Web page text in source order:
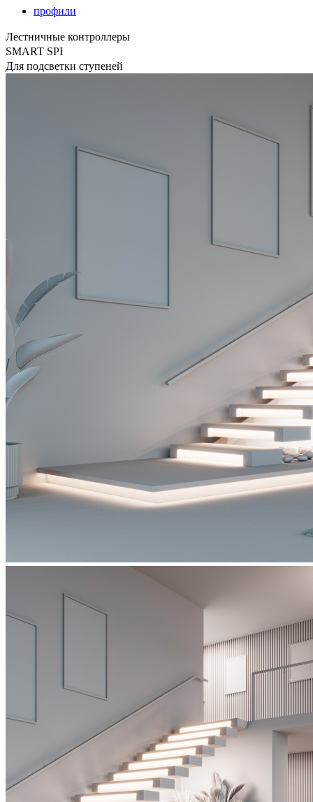
профили
Лестничные контроллеры
SMART SPI
Для подсветки ступеней